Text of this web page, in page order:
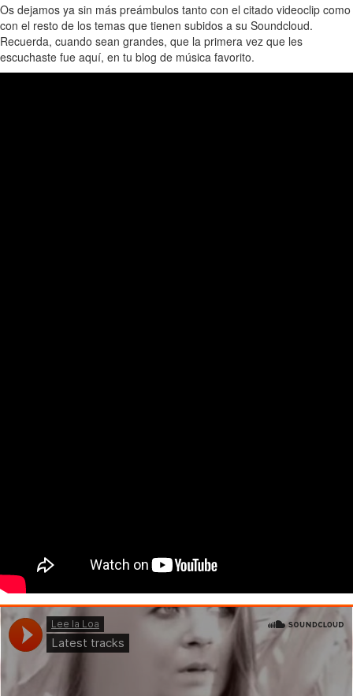
Os dejamos ya sin más preámbulos tanto con el citado videoclip como
con el resto de los temas que tienen subidos a su Soundcloud.
Recuerda, cuando sean grandes, que la primera vez que les
escuchaste fue aquí, en tu blog de música favorito.